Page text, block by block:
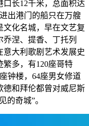
长12千米，总面积达
出港门的船只在万艘
文化名城，早在文艺复
涅、提香、丁托列
大利歌剧艺术发展史
多，有120座哥特
钟楼，64座男女修道
德和拜伦都曾对威尼斯
的奇城”。